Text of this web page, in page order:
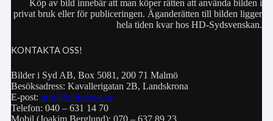
Köp av bild innebär att man köper rätten att använda bilden i
privat bruk eller för publiceringen. Äganderätten till bilden ligger
hela tiden kvar hos HD-Sydsvenskan.
KONTAKTA OSS!
Bilder i Syd AB, Box 5081, 200 71 Malmö
Besöksadress: Kavallerigatan 2B, Landskrona
E-post: info@bilderisyd.se
Telefon: 040 – 631 14 70